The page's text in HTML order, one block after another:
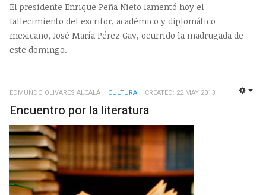
El presidente Enrique Peña Nieto lamentó hoy el
fallecimiento del escritor, académico y diplomático
mexicano, José María Pérez Gay, ocurrido la madrugada de
este domingo.
EDMUNDO OLIVARES ALCALÁ CULTURA CREATED: 22 MAY 2013
Encuentro por la literatura